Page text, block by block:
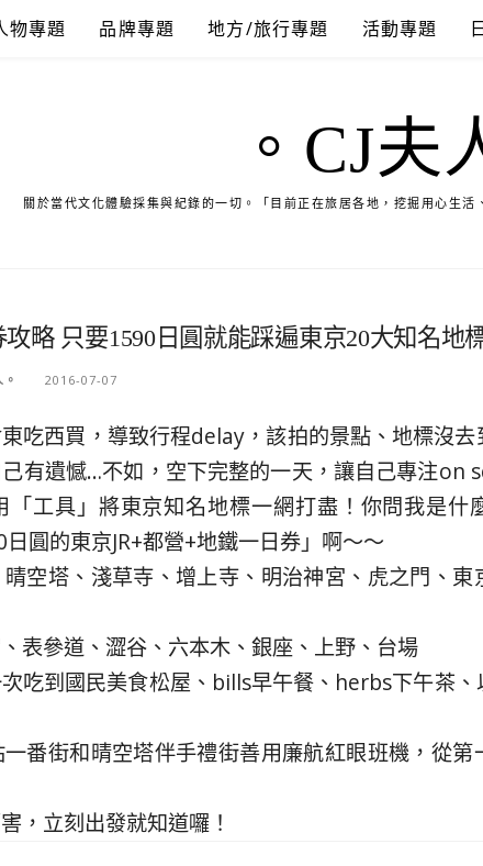
物專題 品牌專題 地方/旅行專題 活動專題
。CJ夫
關於當代文化體驗採集與紀錄的一切。「目前正在旅居各地，挖掘用心生活
略 只要1590日圓就能踩遍東京20大知名地
2016-07-07
吃西買，導致行程delay，該拍的景點、地標沒
有遺憾…不如，空下完整的一天，讓自己專注on
「工具」將東京知名地標一網打盡！你問我是什
圓的東京JR+都營+地鐵一日券」啊～～
空塔、淺草寺、增上寺、明治神宮、虎之門、東
表參道、澀谷、六本木、銀座、上野、台場
吃到國民美食松屋、bills早午餐、herbs下午茶
番街和晴空塔伴手禮街善用廉航紅眼班機，從第
，立刻出發就知道囉！